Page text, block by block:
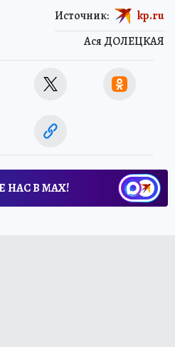
Ася ДОЛЕЦКАЯ
Источник: kp.ru
НАС В МАХ!